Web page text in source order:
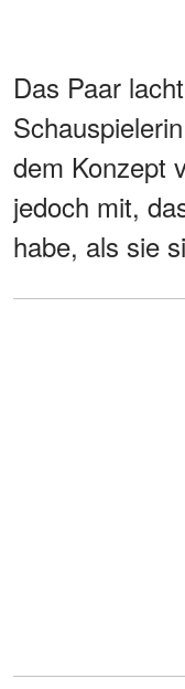
Das Paar
dem Konzept
jedoch mit,
habe, als sie